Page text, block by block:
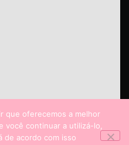
que oferecemos a melhor
você continuar a utilizá-lo,
de acordo com isso